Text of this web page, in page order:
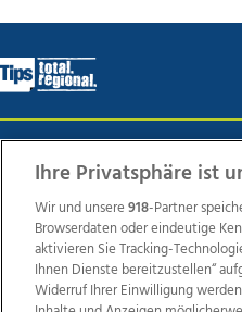
Wir über uns
TV1 di-mog-i.at
Ihre Privatsphäre ist
Wir und unsere918-Partner
Browserdaten oder eindeutige
aktivieren Sie Tracking-
Ihnen Dienste bereitzustellen“
Widerruf Ihrer Einwilligung